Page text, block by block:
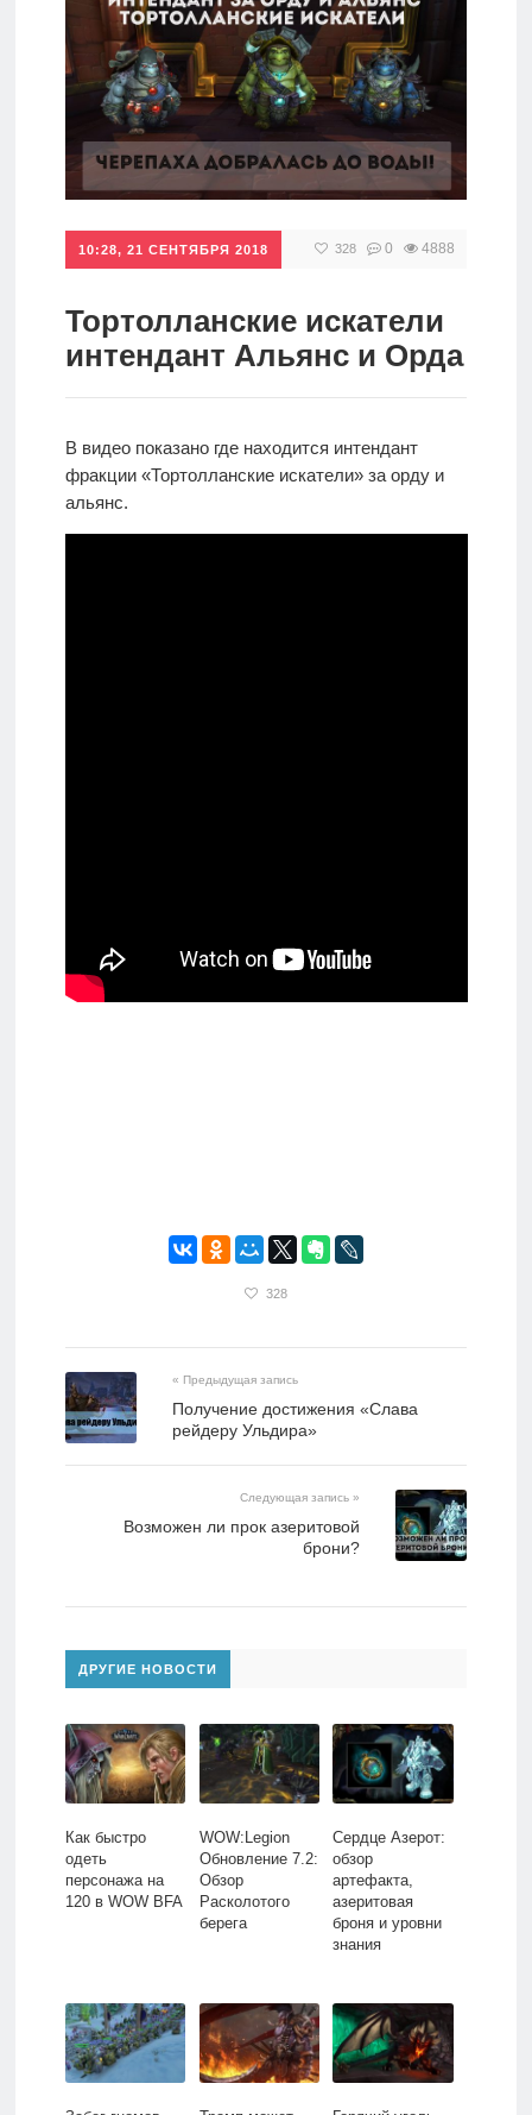
Мобильное
Культовые
игры
10:28, 21 СЕНТЯБРЯ 2018 328 0 4888
Тортолланские искатели
интендант Альянс и Орда
В видео показано где находится интендант
фракции «Тортолланские искатели» за орду и
альянс.
328
« Предыдущая запись
Получение достижения «Слава
рейдеру Ульдира»
Следующая запись »
Возможен ли прок азеритовой
брони?
ДРУГИЕ НОВОСТИ
Как быстро
одеть
персонажа на
120 в WOW BFA
WOW:Legion
Обновление 7.2:
Обзор
Расколотого
берега
Сердце Азерот:
обзор
артефакта,
азеритовая
броня и уровни
знания